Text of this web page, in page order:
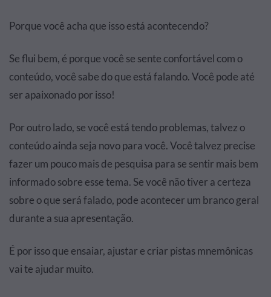
Porque você acha que isso está acontecendo?
Se flui bem, é porque você se sente confortável com o
conteúdo, você sabe do que está falando. Você pode até
ser apaixonado por isso!
Por outro lado, se você está tendo problemas, talvez o
conteúdo ainda seja novo para você. Você talvez precise
fazer um pouco mais de pesquisa para se sentir mais bem
informado sobre esse tema. Se você não tiver a certeza
sobre o que será falado, pode acontecer um branco geral
durante a sua apresentação.
É por isso que ensaiar, ajustar e criar pistas mnemônicas
vai te ajudar muito.